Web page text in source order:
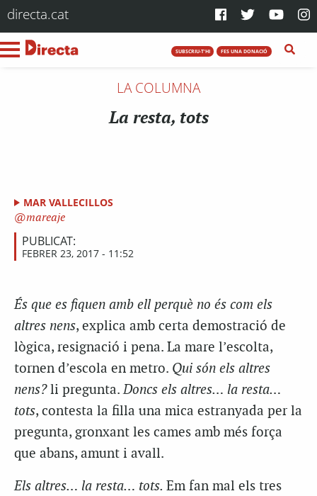
directa.cat
SUBSCRIU-T'HI FES UNA DONACIÓ
LA COLUMNA
La resta, tots
MAR VALLECILLOS
mareaje
PUBLICAT:
FEBRER 23, 2017 - 11:52
És que es fiquen amb ell perquè no és com els
altres nens, explica amb certa demostració de
lògica, resignació i pena. La mare l’escolta,
tornen d’escola en metro. Qui són els altres
nens?li pregunta.Doncs els altres… la resta…
tots, contesta la filla una mica estranyada per la
pregunta, gronxant les cames amb més força
que abans, amunt i avall.
Els altres… la resta… tots. Em fan mal els tres